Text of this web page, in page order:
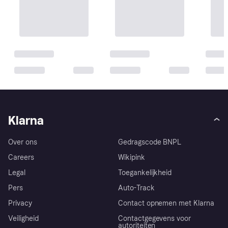
Klarna
Over ons
Careers
Legal
Pers
Privacy
Veiligheid
Gedragscode BNPL
Wikipink
Toegankelijkheid
Auto-Track
Contact opnemen met Klarna
Contactgegevens voor
autoriteiten